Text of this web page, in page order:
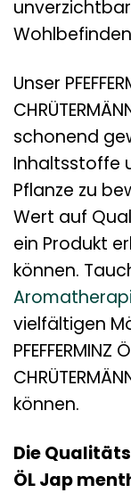
Unser
schonend
Inhaltsstoffe
Pflanze zu
Wert auf
ein Produkt
können.
vielfältigen
können.
Die
ÖL Jap